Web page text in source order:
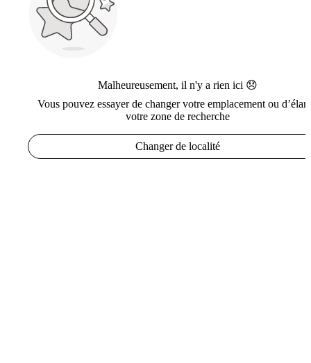
Malheureusement, il n'y a rien ici 😞
Vous pouvez essayer de changer votre emplacement ou
votre zone de recherche
Changer de localité